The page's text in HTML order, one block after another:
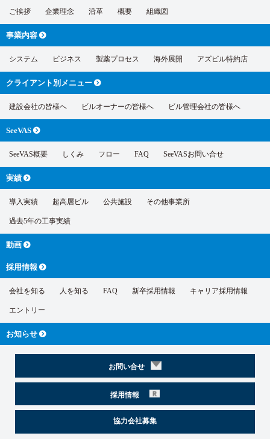
ご挨拶 企業理念 沿革 概要 組織図
事業内容
システム ビジネス 製薬プロセス 海外展開 アズビル特約店
クライアント別 メニュー
建設会社の皆様へ ビルオーナーの皆様へ ビル管理会社の皆様へ
SeeVAS
SeeVAS概要 しくみ フロー FAQ SeeVASお問い合せ
実績
導入実績 超高層ビル 公共施設 その他事業所
過去5年の工事実績
動画
採用情報
会社を知る 人を知る FAQ 新卒採用情報 キャリア採用情報
エントリー
お知らせ
お問い合せ
採用情報
協力会社募集